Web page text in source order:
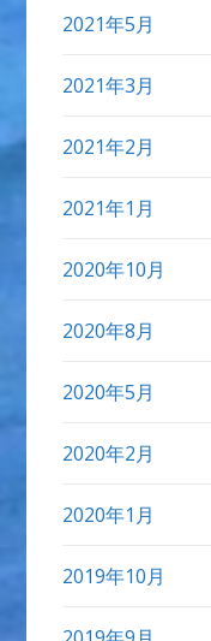
2021年5月
2021年3月
2021年2月
2021年1月
2020年10月
2020年8月
2020年5月
2020年2月
2020年1月
2019年10月